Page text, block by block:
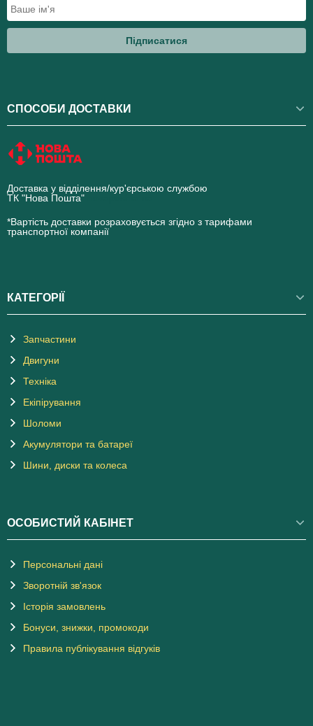
Підписатися
СПОСОБИ ДОСТАВКИ
Доставка у відділення/кур'єрською службою
ТК "Нова Пошта"
*Вартість доставки розраховується згідно з тарифами
транспортної компанії
КАТЕГОРІЇ
Запчастини
Двигуни
Техніка
Екіпірування
Шоломи
Акумулятори та батареї
Шини, диски та колеса
ОСОБИСТИЙ КАБІНЕТ
Персональні дані
Зворотній зв'язок
Історія замовлень
Бонуси, знижки, промокоди
Правила публікування відгуків